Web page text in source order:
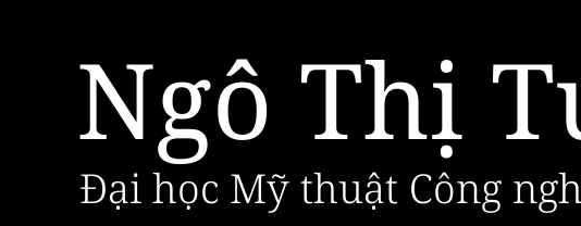
Đại học Mỹ thuật Công
Ngô Thị